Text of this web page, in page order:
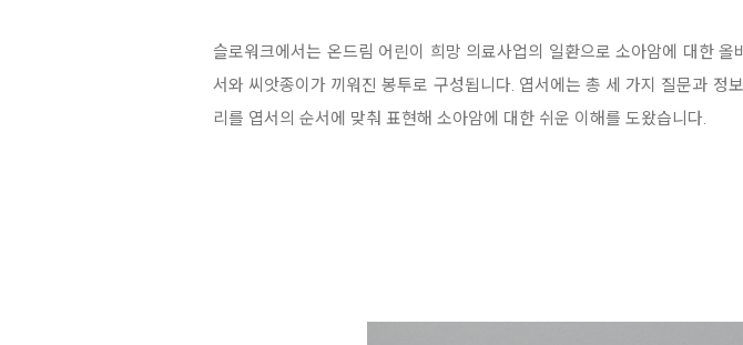
슬로워크에서는 온드림 어린이 희망 의료사업의 일환으로 소아암에 대한
서와 씨앗종이가 끼워진 봉투로 구성됩니다. 엽서에는 총 세 가지 질문과 정
리를 엽서의 순서에 맞춰 표현해 소아암에 대한 쉬운 이해를 도왔습니다.